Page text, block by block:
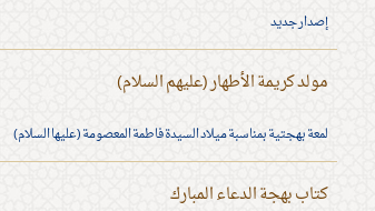
إصدار جديد
مولد كريمة الأطهار (عليهم السلام)
لمعة بهجتية بمناسبة ميلاد السيدة فاطمة المعصومة (عليها السلام)
كتاب بهجة الدعاء المبارك